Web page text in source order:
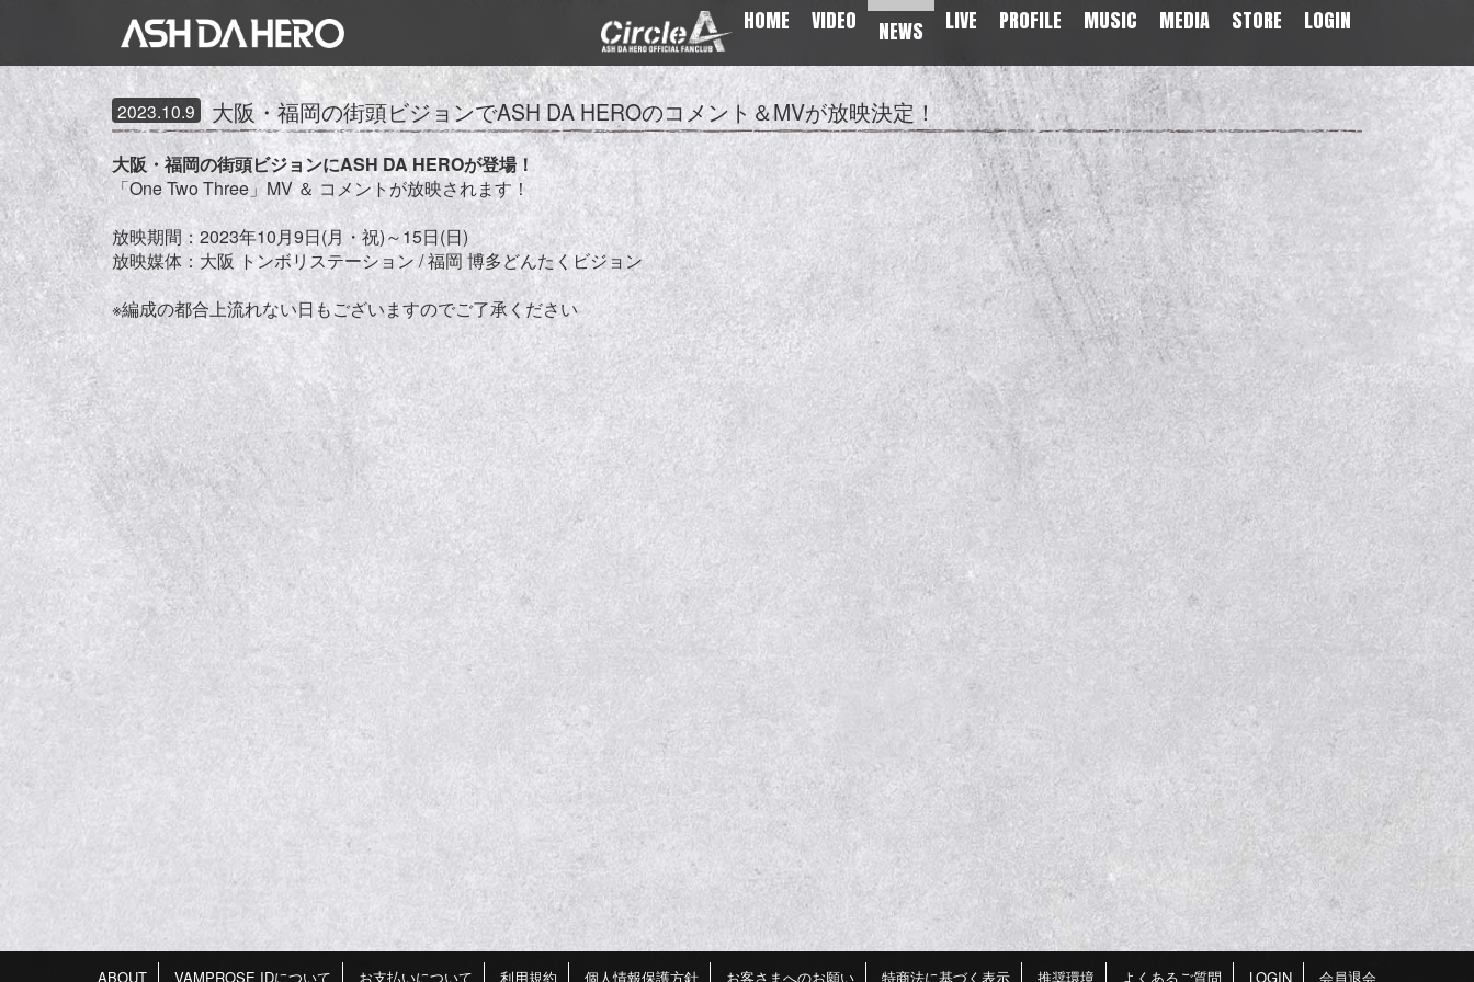
HOME VIDEO NEWS LIVE PROFILE MUSIC MEDIA STORE LOGIN
2023.10.9 大阪・福岡の街頭ビジョンでASH DA HEROのコメント＆MVが放映決定！
大阪・福岡の街頭ビジョンにASH DA HEROが登場！
「One Two Three」MV ＆ コメントが放映されます！
放映期間：2023年10月9日(月・祝)～15日(日)
放映媒体：大阪 トンボリステーション / 福岡 博多どんたくビジョン
※編成の都合上流れない日もございますのでご了承ください
ABOUT VAMPROSE IDについて お支払いについて 利用規約 個人情報保護方針 お客さまへのお願い 特商法に基づく表示 推奨環境 よくあるご質問 LOGIN 会員退会